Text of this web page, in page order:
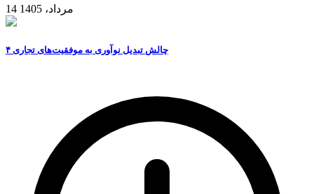
14 مرداد، 1405
۴ چالش تبدیل نوآوری به موفقیت‌های تجاری